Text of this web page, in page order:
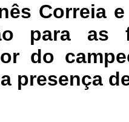
Correia
para as
do
presença